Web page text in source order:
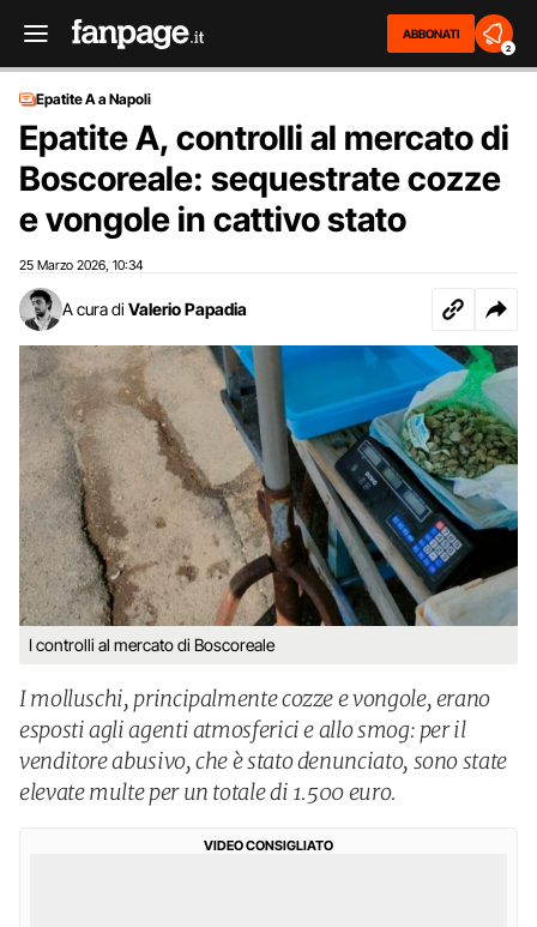
ABBONATI
2
Epatite A a Napoli
Epatite A, controlli al mercato di
Boscoreale: sequestrate cozze
e vongole in cattivo stato
25 Marzo 2026 10:34
A cura di Valerio Papadia
I controlli al mercato di Boscoreale
I molluschi, principalmente cozze e vongole, erano
esposti agli agenti atmosferici e allo smog: per il
venditore abusivo, che è stato denunciato, sono state
elevate multe per un totale di 1.500 euro.
VIDEO CONSIGLIATO